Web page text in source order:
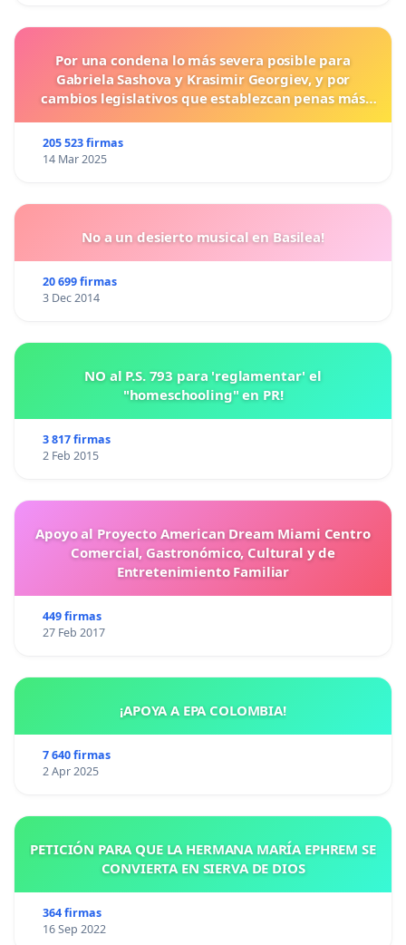
Por una condena lo más severa posible para
Gabriela Sashova y Krasimir Georgiev, y por
cambios legislativos que establezcan penas más
205 523 firmas
14 Mar 2025
No a un desierto musical en Basilea!
20 699 firmas
3 Dec 2014
NO al P.S. 793 para 'reglamentar' el
"homeschooling" en PR!
3 817 firmas
2 Feb 2015
Apoyo al Proyecto American Dream Miami Centro
Comercial, Gastronómico, Cultural y de
Entretenimiento Familiar
449 firmas
27 Feb 2017
¡APOYA A EPA COLOMBIA!
7 640 firmas
2 Apr 2025
PETICIÓN PARA QUE LA HERMANA MARÍA EPHREM SE
CONVIERTA EN SIERVA DE DIOS
364 firmas
16 Sep 2022